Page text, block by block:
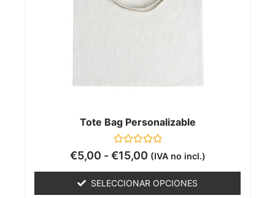
Tote Bag Personalizable
Valorado
con
5
€5,00 - €15,00 (IVA no incl.)
SELECCIONAR OPCIONES